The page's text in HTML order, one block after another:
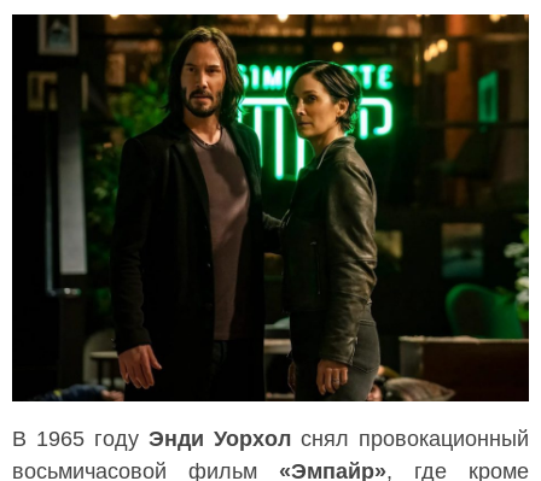
В 1965 году Энди Уорхол снял провокационный
восьмичасовой фильм «Эмпайр», где кроме